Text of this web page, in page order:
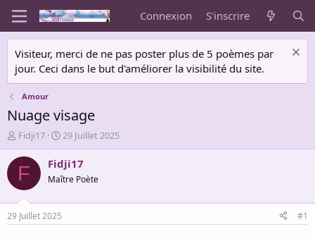
Connexion S'inscrire
Visiteur, merci de ne pas poster plus de 5 poèmes par
jour. Ceci dans le but d'améliorer la visibilité du site.
Amour
Nuage visage
A
u
t
e
r
d
e
Fidji17
D
a
t
e
d
é
29 Juillet 2025
F Fidji17
Maître Poète
29 Juillet 2025 #1